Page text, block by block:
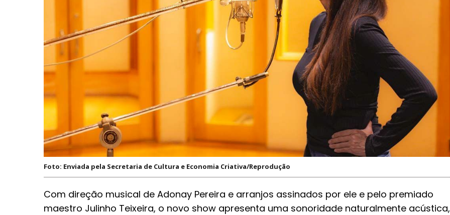
Foto: Enviada pela Secretaria de Cultura e Economia Criativa/Reprodução
Com direção musical de Adonay Pereira e arranjos assinados por ele e pelo premiado
maestro Julinho Teixeira, o novo show apresenta uma sonoridade naturalmente acústica,